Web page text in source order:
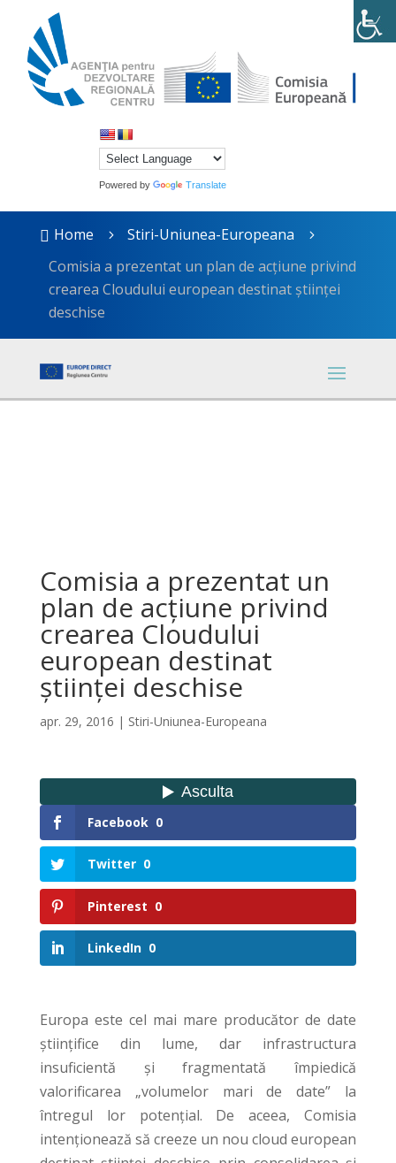
Powered by Translate
 Home 5 Stiri-Uniunea-Europeana 5
Comisia a prezentat un plan de acțiune privind
crearea Cloudului european destinat științei
deschise
Comisia a prezentat un
plan de acțiune privind
crearea Cloudului
european destinat
științei deschise
apr. 29, 2016 | Stiri-Uniunea-Europeana
Facebook 0
Twitter 0
Pinterest 0
LinkedIn 0
Europa este cel mai mare producător de date
științifice din lume, dar infrastructura
insuficientă și fragmentată împiedică
valorificarea „volumelor mari de date” la
întregul lor potențial. De aceea, Comisia
intenționează să creeze un nou cloud european